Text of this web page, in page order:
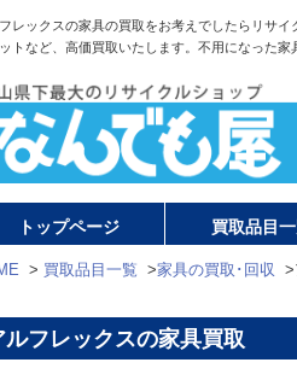
レックスの家具の買取をお考えでしたらリサ
トなど、高価買取いたします。不用になった
トップページ 買取品目
> 買取品目一覧 >家具の買取･回収 >
ルフレックスの家具買取